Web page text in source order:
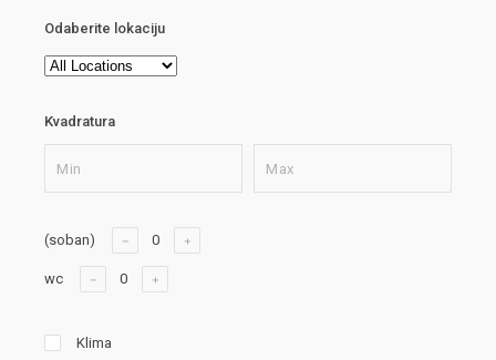
Odaberite lokaciju
Kvadratura
(soban)
wc
Klima